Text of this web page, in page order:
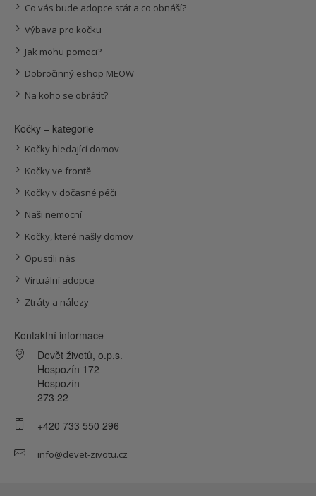
Co vás bude adopce stát a co obnáší?
Výbava pro kočku
Jak mohu pomoci?
Dobročinný eshop MEOW
Na koho se obrátit?
Kočky – kategorie
Kočky hledající domov
Kočky ve frontě
Kočky v dočasné péči
Naši nemocní
Kočky, které našly domov
Opustili nás
Virtuální adopce
Ztráty a nálezy
Kontaktní informace
Devět životů, o.p.s.
Hospozín 172
Hospozín
273 22
+420 733 550 296
info@devet-zivotu.cz